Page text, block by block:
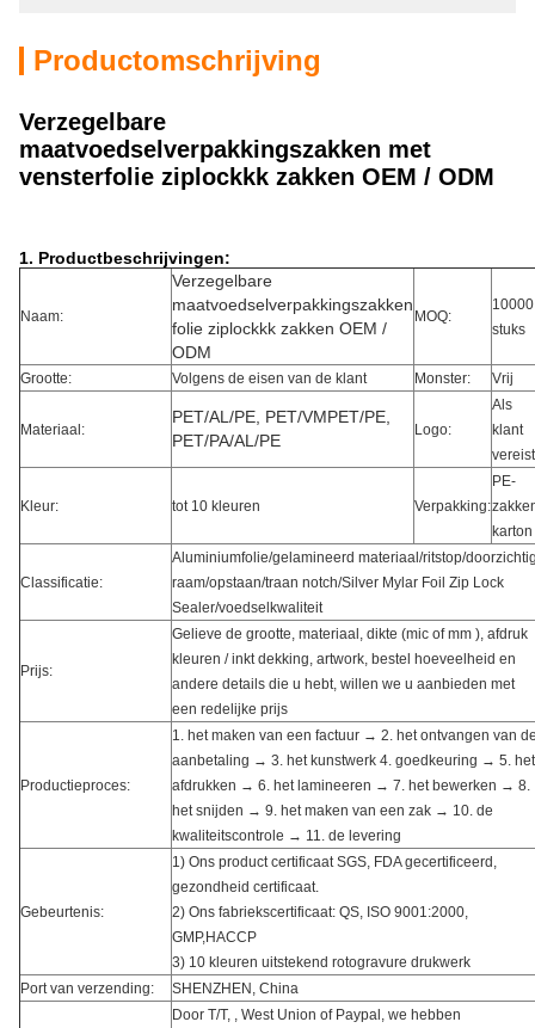
Productomschrijving
Verzegelbare
maatvoedselverpakkingszakken met
vensterfolie ziplockkk zakken OEM / ODM
1. Productbeschrijvingen:
Naam:
Verzegelbare
maatvoedselverpakkingszakken
folie ziplockkk zakken OEM /
ODM
MOQ:
10000
stuks
Grootte: Volgens de eisen van de klant Monster: Vrij
Materiaal:
PET/AL/PE, PET/VMPET/PE,
PET/PA/AL/PE
Logo:
Als
klant
vereist
Kleur: tot 10 kleuren Verpakking:
PE-
karton
Classificatie:
Aluminiumfolie/gelamineerd materiaal/ritstop/
raam/opstaan/traan notch/Silver Mylar Foil Zip Lock
Sealer/voedselkwaliteit
Prijs:
Gelieve de grootte, materiaal, dikte (mic of mm ), afdruk
kleuren / inkt dekking, artwork, bestel hoeveelheid en
andere details die u hebt, willen we u aanbieden met
een redelijke prijs
Productieproces:
1. het maken van een factuur → 2. het ontvangen van
aanbetaling → 3. het kunstwerk 4. goedkeuring → 5. het
afdrukken → 6. het lamineeren → 7. het bewerken → 8.
het snijden → 9. het maken van een zak → 10. de
kwaliteitscontrole → 11. de levering
Gebeurtenis:
1) Ons product certificaat SGS, FDA gecertificeerd,
gezondheid certificaat.
2) Ons fabriekscertificaat: QS, ISO 9001:2000,
GMP,HACCP
3) 10 kleuren uitstekend rotogravure drukwerk
Port van verzending:
SHENZHEN, China
Door T/T, , West Union of Paypal, we hebben